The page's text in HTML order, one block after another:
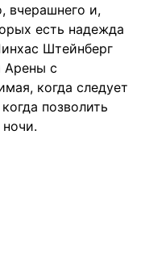
вчерашнего и,
есть надежда
Штейнберг
Арены с
когда следует
позволить